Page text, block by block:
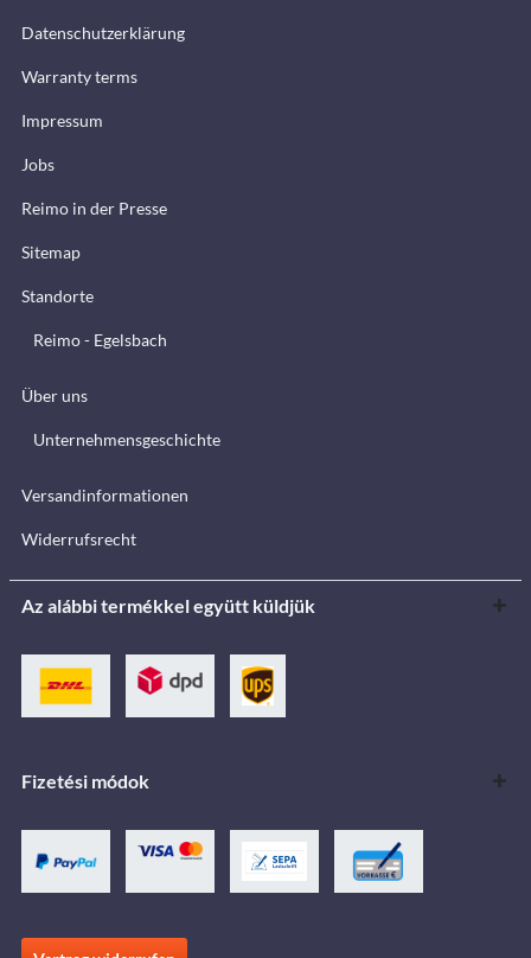
Datenschutzerklärung
Warranty terms
Impressum
Jobs
Reimo in der Presse
Sitemap
Standorte
Reimo - Egelsbach
Über uns
Unternehmensgeschichte
Versandinformationen
Widerrufsrecht
Az alábbi termékkel együtt küldjük
Fizetési módok